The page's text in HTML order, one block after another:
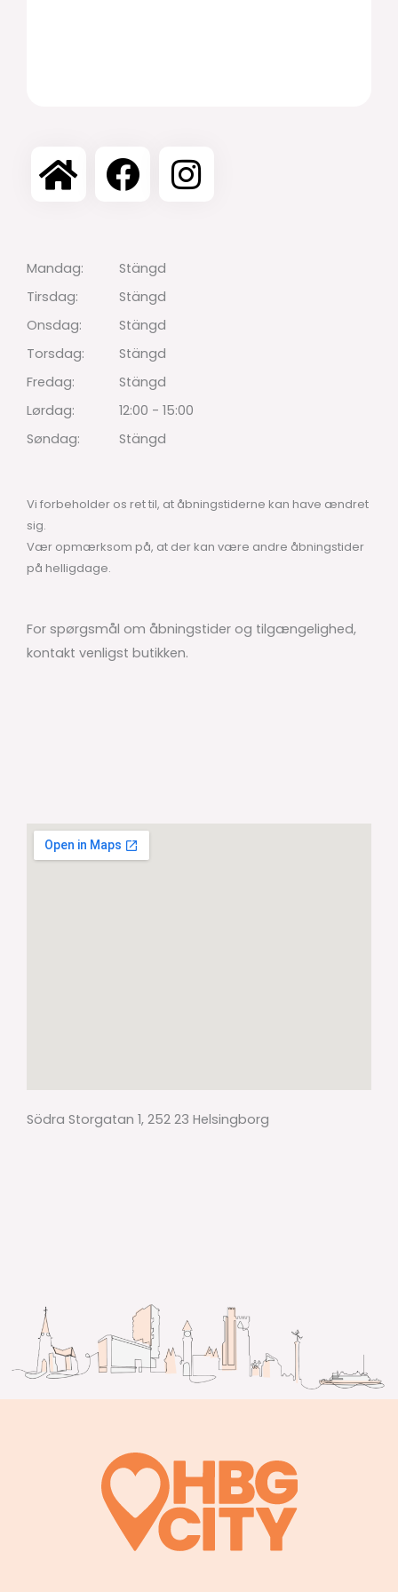
Mandag:
Stängd
Tirsdag:
Stängd
Onsdag:
Stängd
Torsdag:
Stängd
Fredag:
Stängd
Lørdag:
12:00 - 15:00
Søndag:
Stängd
Vi forbeholder os ret til, at åbningstiderne kan have ændret
sig.
Vær opmærksom på, at der kan være andre åbningstider
på helligdage.
For spørgsmål om åbningstider og tilgængelighed,
kontakt venligst butikken.
Södra Storgatan 1, 252 23 Helsingborg